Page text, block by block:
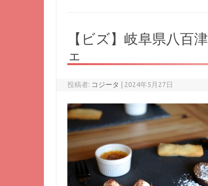
【ビズ】岐阜県八百
ェ
投稿者: コジータ 2024年5月27日